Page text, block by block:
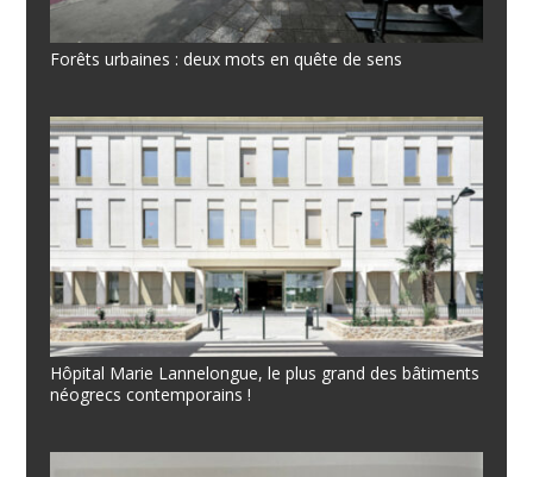
Forêts urbaines : deux mots en quête de sens
Hôpital Marie Lannelongue, le plus grand des bâtiments
néogrecs contemporains !